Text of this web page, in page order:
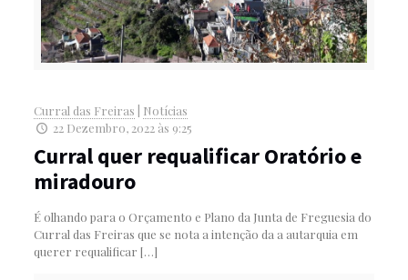
Curral das Freiras
Notícias
22 Dezembro, 2022 às 9:25
Curral quer requalificar Oratório e
miradouro
É olhando para o Orçamento e Plano da Junta de Freguesia do
Curral das Freiras que se nota a intenção da a autarquia em
querer requalificar […]